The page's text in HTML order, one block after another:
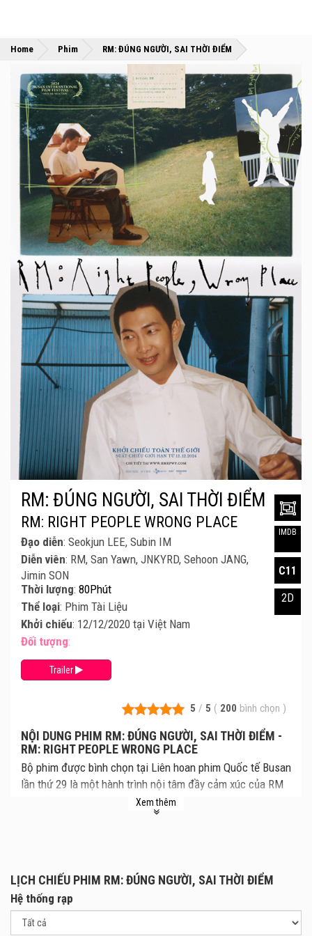
Home »
Phim »
RM: ĐÚNG NGƯỜI, SAI THỜI ĐIỂM
5 / 5 ( 200 bình chọn )
NỘI DUNG PHIM RM: ĐÚNG NGƯỜI, SAI THỜI ĐIỂM -
RM: RIGHT PEOPLE WRONG PLACE
Bộ phim được bình chọn tại Liên hoan phim Quốc tế Busan
lần thứ 29 là một hành trình nội tâm đầy cảm xúc của RM
– trưởng nhóm BTS, nghệ sĩ solo và con người thật mang
tên Kim Namjoon. Anh đặt câu hỏi: "Tôi thật sự muốn
Thông qua album solo thứ hai Right Place, Wrong Person,
RM chia sẻ những cảm xúc và câu chuyện chưa từng kể,
những suy ngẫm sâu sắc về bản thân và hành trình tìm lại
chính mình. "Lần đầu tiên sau một thời gian dài, tôi cảm
Xem thêm
RM: ĐÚNG NGƯỜI, SAI THỜI ĐIỂM
RM: RIGHT PEOPLE WRONG PLACE
Đạo diễn: Seokjun LEE, Subin IM
Diễn viên: RM, San Yawn, JNKYRD, Sehoon JANG,
Jimin SON
Thời lượng: 80Phút
Thể loại: Phim Tài Liệu
Khởi chiếu: 12/12/2020 tại Việt Nam
Đối tượng:
Trailer
IMDB
C11
2D
LỊCH CHIẾU PHIM RM: ĐÚNG NGƯỜI, SAI THỜI ĐIỂM
Hệ thống rạp